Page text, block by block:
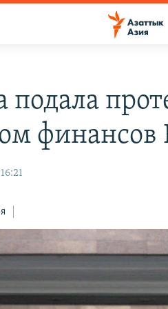
подала
финансов